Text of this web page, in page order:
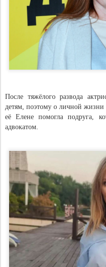
После тяжёлого развода
детям, поэтому о личной жизни
её Елене помогла подруга,
адвокатом.